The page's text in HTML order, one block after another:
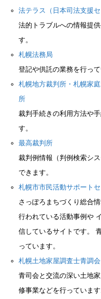
法テラス（日本司法支援セ
法的トラブルへの情報提
す。
札幌法務局
登記や供託の業務を行って
札幌地方裁判所・札幌家
所
裁判手続きの利用方法や
す。
最高裁判所
裁判例情報（判例検索シ
できます。
札幌市市民活動サポート
さっぽろまちづくり総合
行われている活動事例や
信しているサイトです。
っています。
札幌土地家屋調査士青調会
青司会と交流の深い土地
修事業などを行っています